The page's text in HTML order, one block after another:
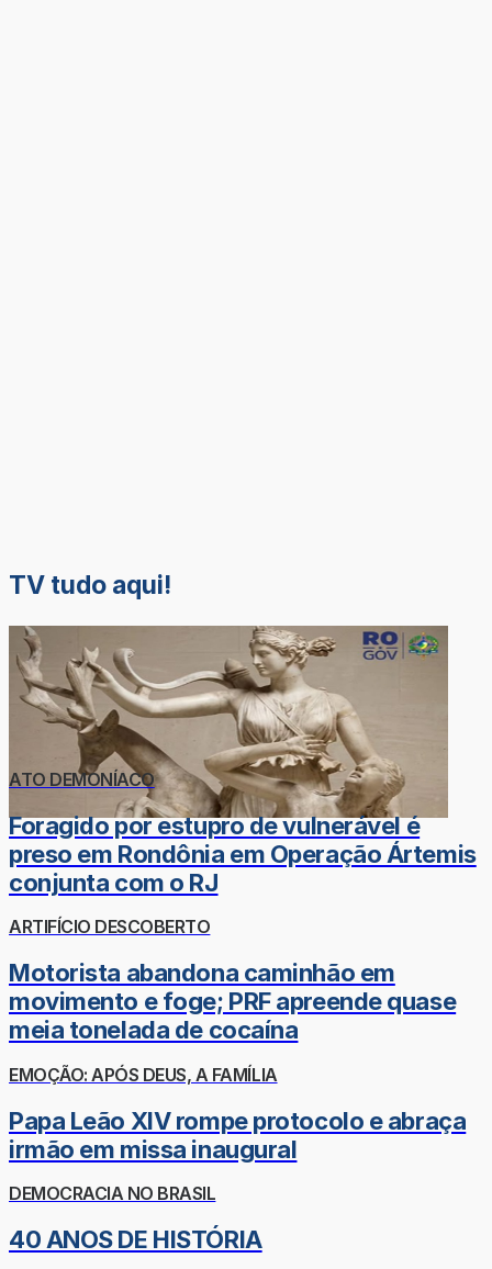
TV tudo aqui!
ATO DEMONÍACO
Foragido por estupro de vulnerável é
preso em Rondônia em Operação Ártemis
conjunta com o RJ
ARTIFÍCIO DESCOBERTO
Motorista abandona caminhão em
movimento e foge; PRF apreende quase
meia tonelada de cocaína
EMOÇÃO: APÓS DEUS, A FAMÍLIA
Papa Leão XIV rompe protocolo e abraça
irmão em missa inaugural
DEMOCRACIA NO BRASIL
40 ANOS DE HISTÓRIA